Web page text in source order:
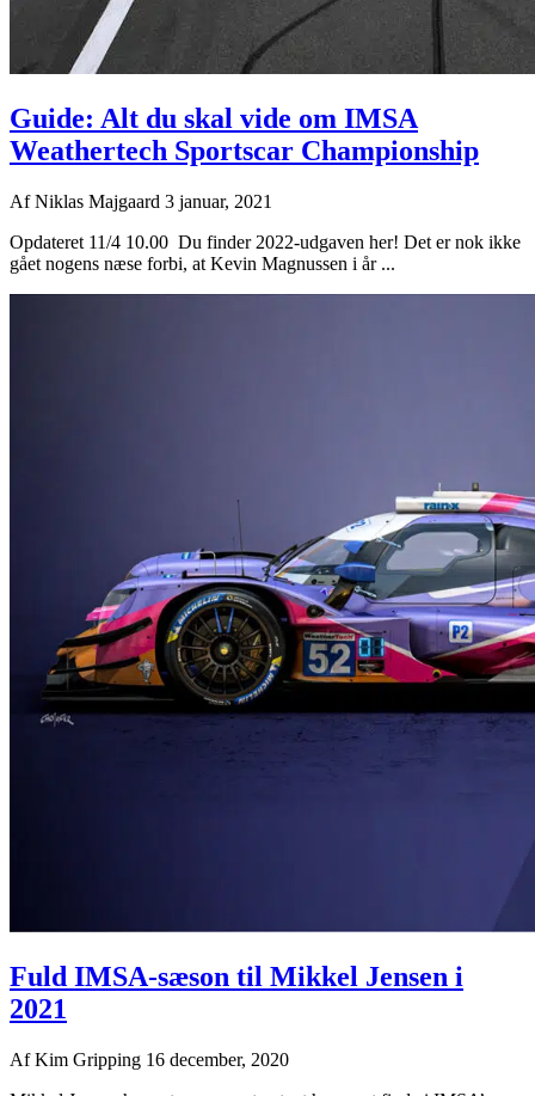
Guide: Alt du skal vide om IMSA
Weathertech Sportscar Championship
AfNiklas Majgaard 3 januar, 2021
Opdateret 11/4 10.00 Du finder 2022-udgaven her! Det er nok ikke
gået nogens næse forbi, at Kevin Magnussen i år ...
Fuld IMSA-sæson til Mikkel Jensen i
2021
AfKim Gripping 16 december, 2020